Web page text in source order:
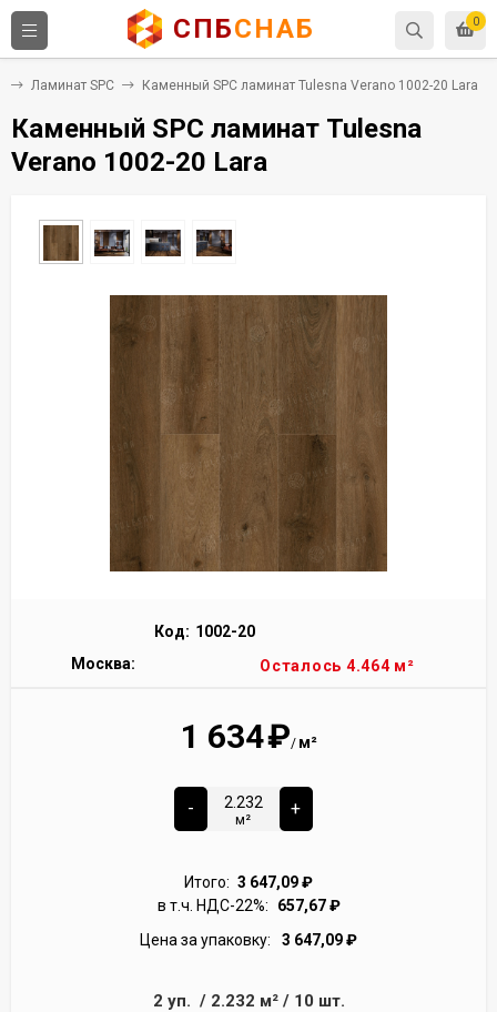
0
СПБСНАБ
Ламинат SPC Каменный SPC ламинат Tulesna Verano 1002-20 Lara
Каменный SPC ламинат Tulesna
Verano 1002-20 Lara
Код: 1002-20
Москва:
Осталось 4.464 м²
1 634₽/ м²
-
м²
+
Итого: 3 647,09₽
в т.ч. НДС-22%:
657,67₽
Цена за упаковку:
3 647,09₽
2 уп. / 2.232 м²/ 10 шт.